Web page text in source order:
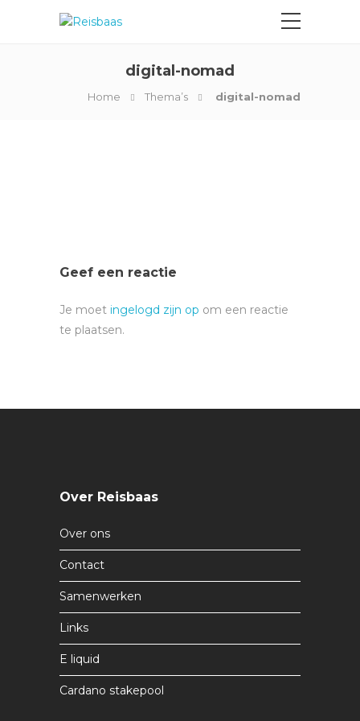
digital-nomad
Home Thema’s digital-nomad
Geef een reactie
Je moet ingelogd zijn op om een reactie
te plaatsen.
Over Reisbaas
Over ons
Contact
Samenwerken
Links
E liquid
Cardano stakepool